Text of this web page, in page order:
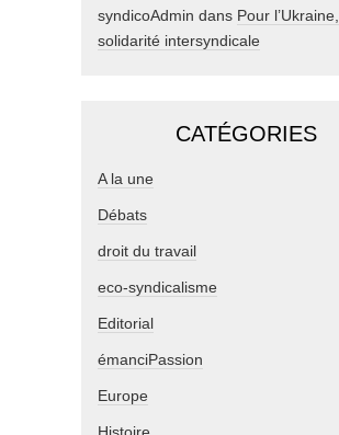
syndicoAdmin dans Pour l’Ukraine,
solidarité intersyndicale
CATÉGORIES
A la une
Débats
droit du travail
eco-syndicalisme
Editorial
émanciPassion
Europe